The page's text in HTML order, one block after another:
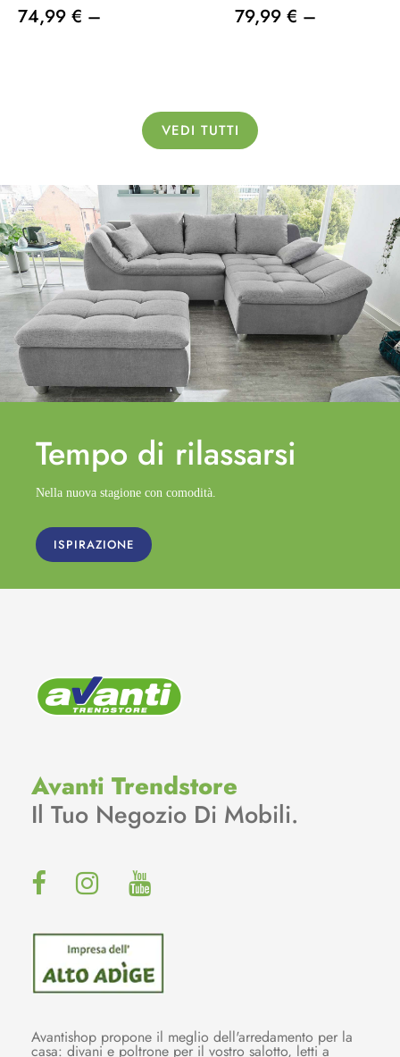
74,99 € – 79,99 € –
VEDI TUTTI
Tempo di rilassarsi
Nella nuova stagione con comodità.
ISPIRAZIONE
Avanti Trendstore
Il Tuo Negozio Di Mobili.
Avantishop propone il meglio dell'arredamento per la
casa: divani e poltrone per il vostro salotto, letti a